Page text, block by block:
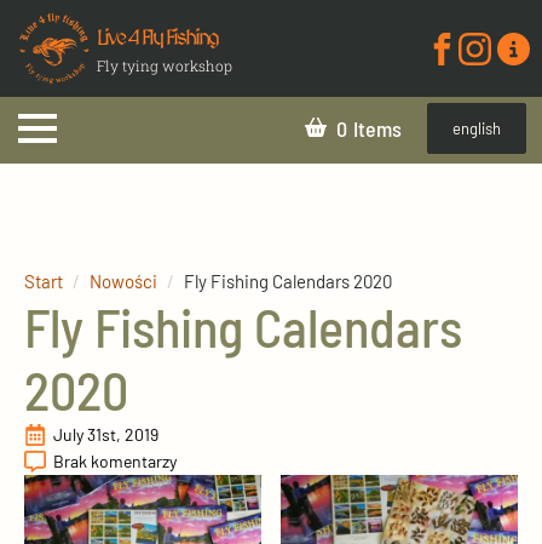
Live 4 Fly Fishing
Fly tying workshop
0 english
Start Nowości Fly Fishing Calendars 2020
Fly Fishing Calendars
2020
July 31st, 2019
Brak komentarzy